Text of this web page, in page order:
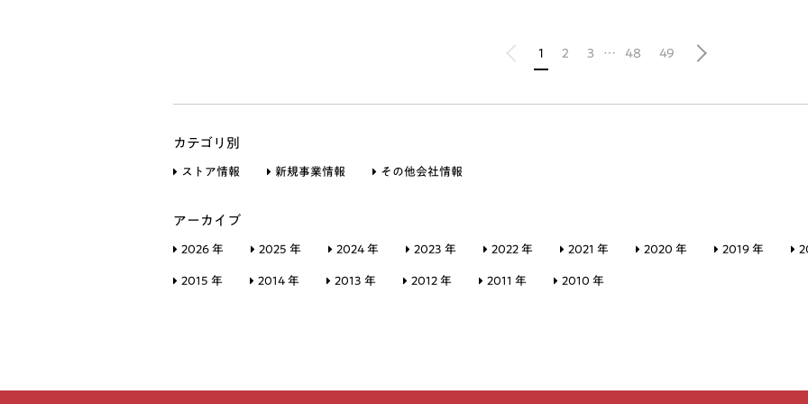
1 2 3 … 48 49
カテゴリ別
ストア情報 新規事業情報 その他会社情報
アーカイブ
2026 年 2025 年 2024 年 2023 年 2022 年 2021 年 2020 年 2019 年
2015 年 2014 年 2013 年 2012 年 2011 年 2010 年